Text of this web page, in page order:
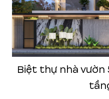
Biệt thự nhà vườn